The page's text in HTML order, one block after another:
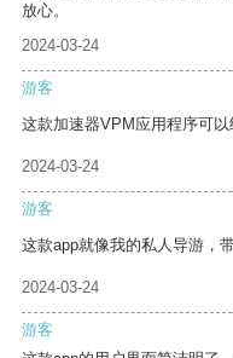
放心。
2024-03-24
游客
这款加速器VPM应用程序可以
2024-03-24
游客
这款app就像我的私人导游，
2024-03-24
游客